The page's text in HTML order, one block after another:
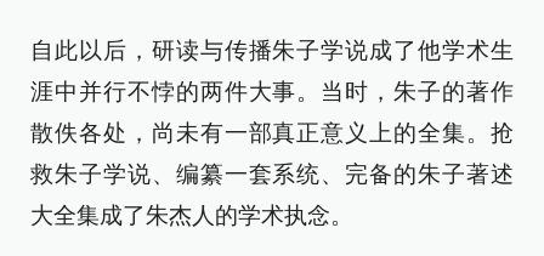
自此以后，研读与传播朱子学说成了他学术生
涯中并行不悖的两件大事。当时，朱子的著作
散佚各处，尚未有一部真正意义上的全集。抢
救朱子学说、编纂一套系统、完备的朱子著述
大全集成了朱杰人的学术执念。